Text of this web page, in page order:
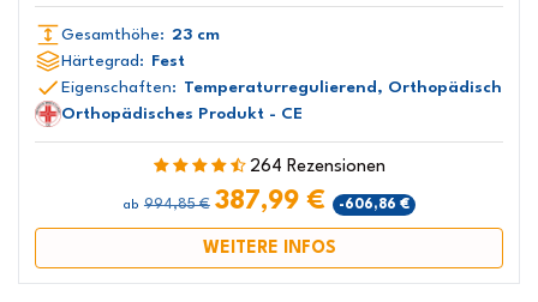
Gesamthöhe: 23 cm
Härtegrad:
Fest
Eigenschaften: Temperaturregulierend, Orthopädisch
Orthopädisches Produkt - CE
264 Rezensionen
ab 994,85 € 387,99 € -606,86 €
WEITERE INFOS